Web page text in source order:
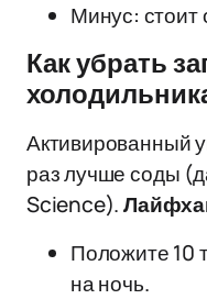
Минус: стоит
Как убрать
Активированный
раз лучше соды
Science).
Положите 10
на ночь.